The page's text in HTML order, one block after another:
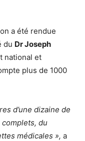
a été rendue
du Dr Joseph
national et
plus de 1000
d’une dizaine de
du
médicales », a